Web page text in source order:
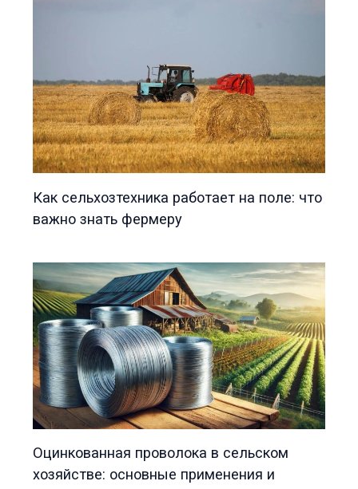
Как сельхозтехника работает на поле: что
важно знать фермеру
Оцинкованная проволока в сельском
хозяйстве: основные применения и